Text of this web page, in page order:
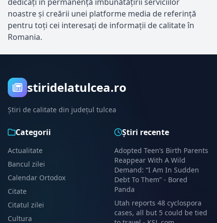
noastre și creării unei platforme media de referință
pentru toți cei interesați de informații de calitate în
Romania.
stiridelatulcea.ro
Știri de calitate din județul tulcea
Categorii
Actualitate
Bancul zilei
Calendar Ortodox
Citate
Citatul zilei
Cultura
Știri recente
Adopted Teen’s Birth Parents
Reappear With A Wild
Demand: “I Am In Sudden
Debt To Them” - Bored
Panda
Utah reports 48 cyclospora
cases, all but 5 could be tied